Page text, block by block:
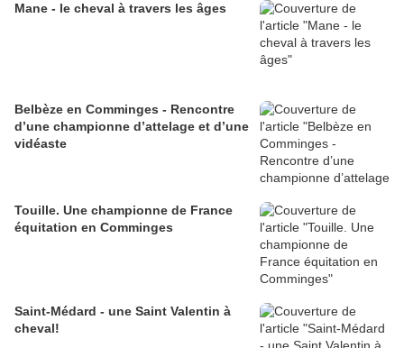
Mane - le cheval à travers les âges
Belbèze en Comminges - Rencontre
d’une championne d’attelage et d’une
vidéaste
Touille. Une championne de France
équitation en Comminges
Saint-Médard - une Saint Valentin à
cheval!